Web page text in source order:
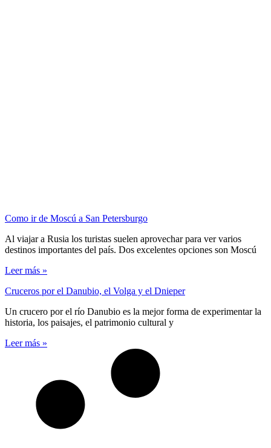
Como ir de Moscú a San Petersburgo
Al viajar a Rusia los turistas suelen aprovechar para ver varios
destinos importantes del país. Dos excelentes opciones son Moscú
Leer más »
Cruceros por el Danubio, el Volga y el Dnieper
Un crucero por el río Danubio es la mejor forma de experimentar la
historia, los paisajes, el patrimonio cultural y
Leer más »